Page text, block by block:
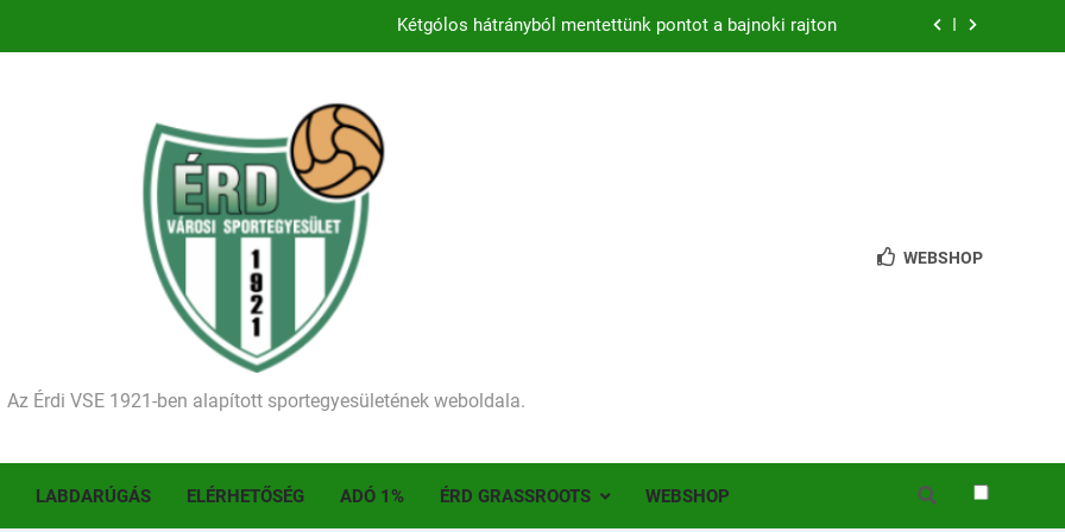
Kétgólos hátrányból mentettünk pontot a bajnoki rajton
Történelmet írt az I. Érdi Football Fesztivál – több mint 200 játékos lépett pályára Érden
Ellenfelünk visszalépése miatt játék nélkül jutottunk tovább a MOL Magyar Kupában
Kezdődik a 2026–2027-es szezon – hazai pályán rajtol az Érdi VSE!
Történelmet írt az I. Érdi Football Fesztivál – több mint 200 játékos lépett pályára Érden
Az Érdi VSE 1921-ben alapított sportegyesületének weboldala.
WEBSHOP
LABDARÚGÁS ELÉRHETŐSÉG ADÓ 1% ÉRD GRASSROOTS WEBSHOP